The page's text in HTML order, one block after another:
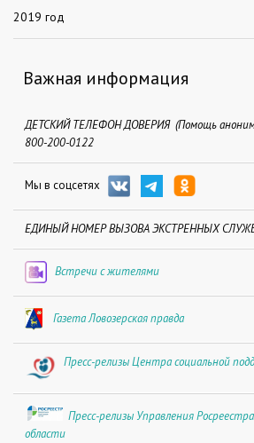
2019 год
Важная информация
ДЕТСКИЙ ТЕЛЕФОН ДОВЕРИЯ (Помощь
800-200-0122
Мы в соцсетях
ЕДИНЫЙ НОМЕР ВЫЗОВА ЭКСТРЕННЫХ
Встречи с жителями
Газета Ловозерская правда
Пресс-релизы Центра социальной
Пресс-релизы Управления
области